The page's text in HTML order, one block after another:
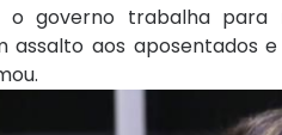
o governo trabalha
assalto aos aposentados